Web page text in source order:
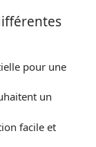
pour une
un
facile et